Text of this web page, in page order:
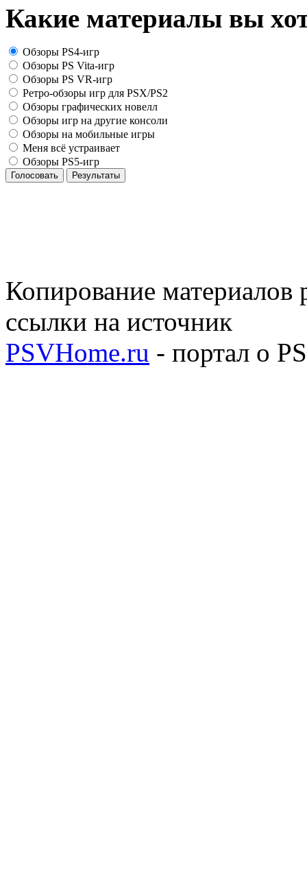
Какие материалы вы
Обзоры PS4-игр
Обзоры PS Vita-игр
Обзоры PS VR-игр
Ретро-обзоры игр для PSX/PS2
Обзоры графических новелл
Обзоры игр на другие консоли
Обзоры на мобильные игры
Меня всё устраивает
Обзоры PS5-игр
Голосовать Результаты
Копирование материалов
ссылки на источник
PSVHome.ru - портал о